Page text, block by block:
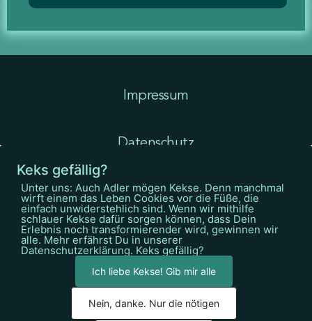
Impressum
Datenschutz
AGB
Kontakt
Design
Keks gefällig?
Unter uns: Auch Adler mögen Kekse. Denn manchmal
wirft einem das Leben Cookies vor die Füße, die
einfach unwiderstehlich sind. Wenn wir mithilfe
schlauer Kekse dafür sorgen können, dass Dein
Erlebnis noch transformierender wird, gewinnen wir
alle. Mehr erfährst Du in unserer
Datenschutzerklärung. Keks gefällig?
Ich liebe Kekse! Gib mir alle
Nein, danke. Nur die nötigen